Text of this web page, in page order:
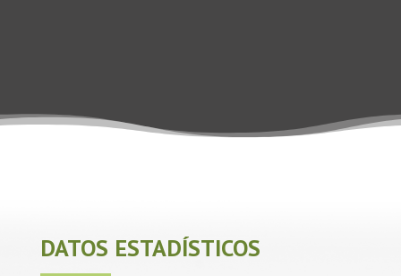
DATOS ESTADÍSTICOS